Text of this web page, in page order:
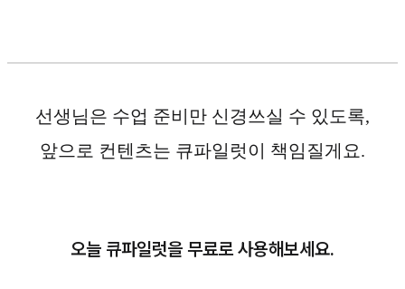
선생님은 수업 준비만 신경쓰실 수 있도록,
앞으로 컨텐츠는 큐파일럿이 책임질게요.
오늘 큐파일럿을 무료로 사용해보세요.